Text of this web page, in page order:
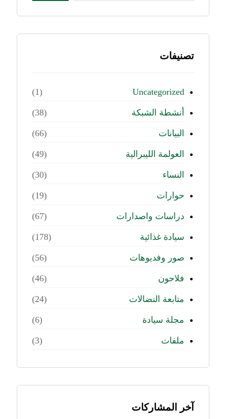
تصنيفات
Uncategorized
(1)
أنشطة الشبكة (38)
البيانات (66)
العولمة الليبرالية (49)
النساء (30)
حوارات (19)
دراسات واصدارات (67)
سيادة غذائية (178)
صور وفديوهات (56)
فلاحون (46)
متابعة النضالات (24)
مجلة سيادة (6)
ملفات (3)
آخر المشاركات